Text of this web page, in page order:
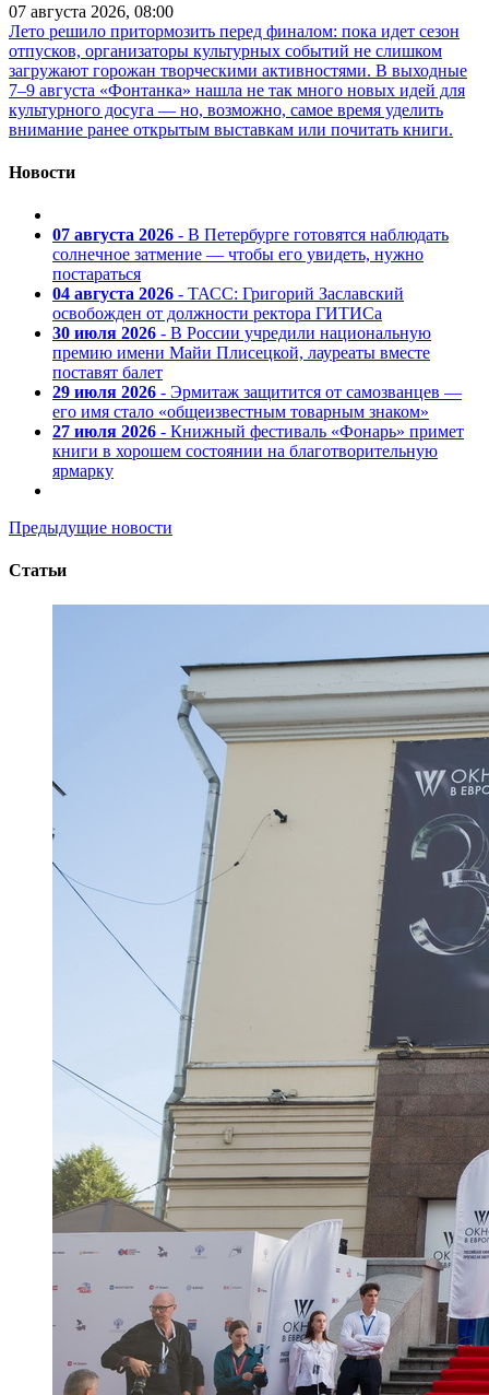
07 августа 2026, 08:00
Лето решило притормозить перед финалом: пока идет сезон
отпусков, организаторы культурных событий не слишком
загружают горожан творческими активностями. В выходные
7–9 августа «Фонтанка» нашла не так много новых идей для
культурного досуга — но, возможно, самое время уделить
внимание ранее открытым выставкам или почитать книги.
Новости
07 августа 2026 - В Петербурге готовятся наблюдать
солнечное затмение — чтобы его увидеть, нужно
постараться
04 августа 2026 - ТАСС: Григорий Заславский
освобожден от должности ректора ГИТИСа
30 июля 2026 - В России учредили национальную
премию имени Майи Плисецкой, лауреаты вместе
поставят балет
29 июля 2026 - Эрмитаж защитится от самозванцев —
его имя стало «общеизвестным товарным знаком»
27 июля 2026 - Книжный фестиваль «Фонарь» примет
книги в хорошем состоянии на благотворительную
ярмарку
Предыдущие новости
Статьи